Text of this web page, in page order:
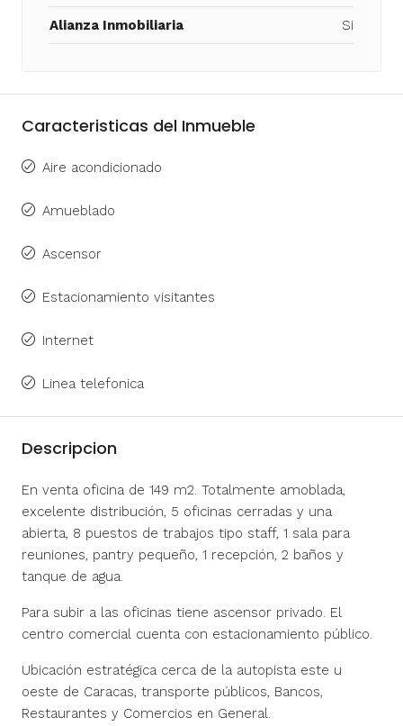
Alianza Inmobiliaria Si
Caracteristicas del Inmueble
Aire acondicionado
Amueblado
Ascensor
Estacionamiento visitantes
Internet
Linea telefonica
Descripcion
En venta oficina de 149 m2. Totalmente amoblada,
excelente distribución, 5 oficinas cerradas y una
abierta, 8 puestos de trabajos tipo staff, 1 sala para
reuniones, pantry pequeño, 1 recepción, 2 baños y
tanque de agua.
Para subir a las oficinas tiene ascensor privado. El
centro comercial cuenta con estacionamiento público.
Ubicación estratégica cerca de la autopista este u
oeste de Caracas, transporte públicos, Bancos,
Restaurantes y Comercios en General.